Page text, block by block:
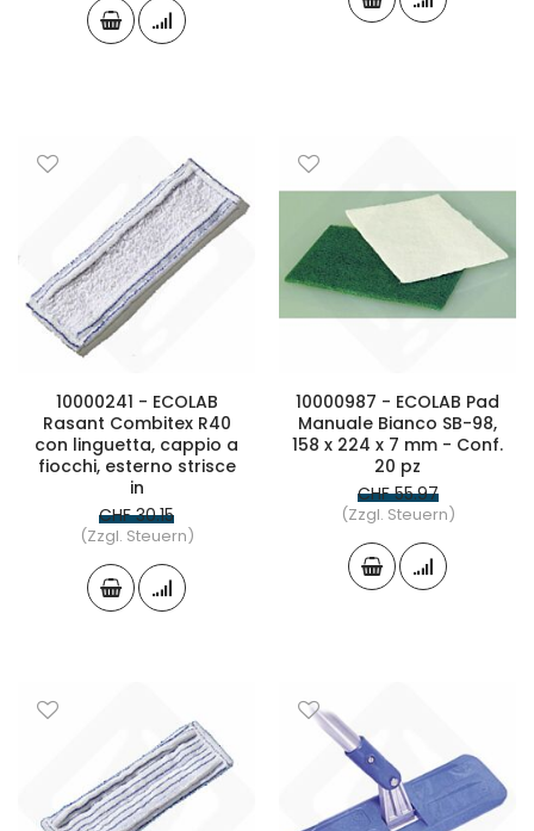
10000241 - ECOLAB
Rasant Combitex R40
con linguetta, cappio a
fiocchi, esterno strisce
in
CHF 30.15
(Zzgl. Steuern)
10000987 - ECOLAB Pad
Manuale Bianco SB-98,
158 x 224 x 7 mm - Conf.
20 pz
CHF 55.97
(Zzgl. Steuern)